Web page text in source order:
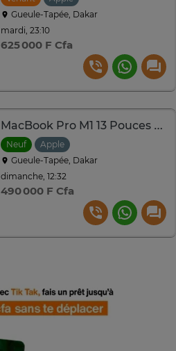
Gueule-Tapée, Dakar
mardi, 23:10
625 000 F Cfa
MacBook Pro M1 13 Pouces SSD 1To Ram 16Go
Neuf
Apple
Gueule-Tapée, Dakar
dimanche, 12:32
490 000 F Cfa